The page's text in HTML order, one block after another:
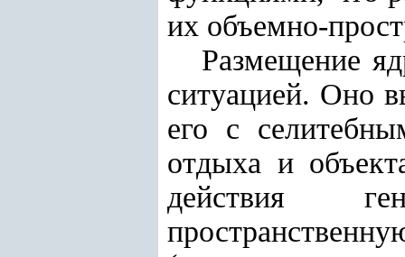
их объемно-
Размещение
ситуацией. Оно
его с
отдыха и
действия